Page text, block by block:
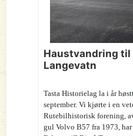
Haustvandring til
Langevatn
Tasta Historielag la i år
september. Vi kjørte i en
Rutebilhistorisk forening,
gul Volvo B57 fra 1973,